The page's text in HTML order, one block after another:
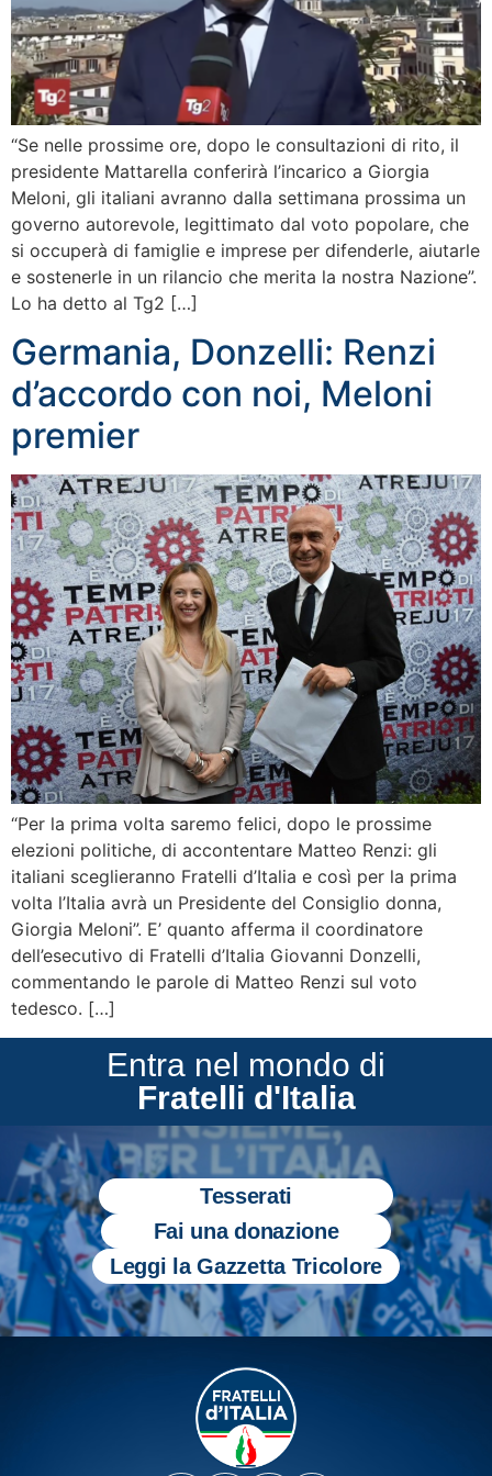
“Se nelle prossime ore, dopo le consultazioni di rito, il
presidente Mattarella conferirà l’incarico a Giorgia
Meloni, gli italiani avranno dalla settimana prossima un
governo autorevole, legittimato dal voto popolare, che
si occuperà di famiglie e imprese per difenderle, aiutarle
e sostenerle in un rilancio che merita la nostra Nazione”.
Lo ha detto al Tg2 […]
Germania, Donzelli: Renzi
d’accordo con noi, Meloni
premier
“Per la prima volta saremo felici, dopo le prossime
elezioni politiche, di accontentare Matteo Renzi: gli
italiani sceglieranno Fratelli d’Italia e così per la prima
volta l’Italia avrà un Presidente del Consiglio donna,
Giorgia Meloni”. E’ quanto afferma il coordinatore
dell’esecutivo di Fratelli d’Italia Giovanni Donzelli,
commentando le parole di Matteo Renzi sul voto
tedesco. […]
Entra nel mondo di
Fratelli d'Italia
Tesserati
Fai una donazione
Leggi la Gazzetta Tricolore